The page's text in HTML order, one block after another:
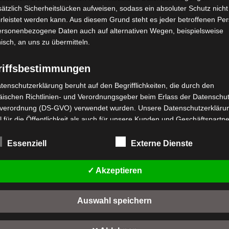
SEITENSTÄNDER
Kostenloser Versand
VSM REIFEN 16 X 2.50
von
VSM
Sicherheitslücken aufweisen, sodass ein absoluter Schutz nicht
werden kann. Aus diesem Grund steht es jeder betroffenen
Daten auch auf alternativen Wegen, beispielsweise
an uns zu übermitteln.
beruht auf den Begrifflichkeiten, die durch den
Richtlinien- und Verordnungsgeber beim Erlass der
(DS-GVO) verwendet wurden. Unsere
für die Öffentlichkeit als auch für unsere Kunden und
Begrifflichkeiten erläutern.
a) personenbezogene Daten
Personenbezogene Daten sind alle Informationen, die sich auf eine
identifizierte oder identifizierbare natürliche Person (im Folgenden
Essenziell Externe Dienste
✓ Akzeptieren
Auswahl speichern